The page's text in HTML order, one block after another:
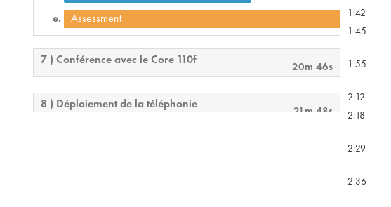
Assessment
7 ) Conférence avec le Core 110f 20m 46s
8 ) Déploiement de la téléphonie 21m 48s
1:42
1:45
1:55
2:12
2:18
2:29
2:36